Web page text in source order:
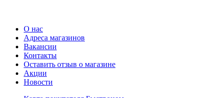
О нас
Адреса магазинов
Вакансии
Контакты
Оставить отзыв о магазине
Акции
Новости